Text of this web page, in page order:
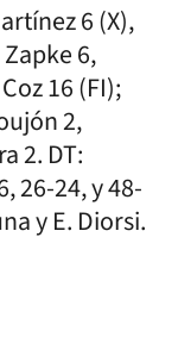
6 (X),
6,
16 (FI);
2,
2. DT:
26-24, y 48-
y E. Diorsi.